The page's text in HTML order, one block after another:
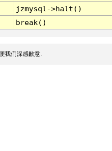
jzmysql->halt()
break()
我们深感歉意.